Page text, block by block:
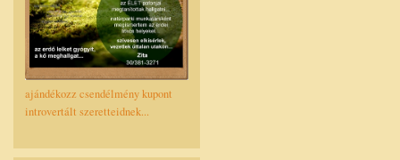
ajándékozz csendélmény kupont
introvertált szeretteidnek...